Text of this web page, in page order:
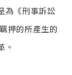
為《刑事訴訟
押的所產生的
。